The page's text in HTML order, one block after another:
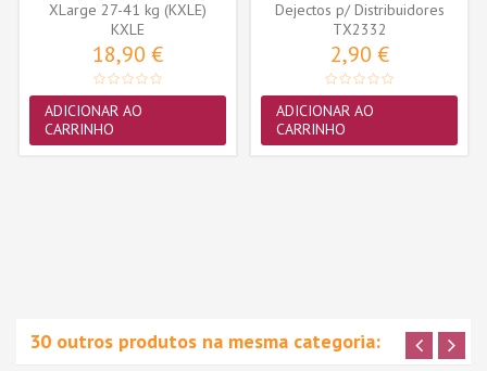
XLarge 27-41 kg (KXLE)
KXLE
18,90 €
ADICIONAR AO
CARRINHO
Dejectos p/ Distribuidores
(TX2332)
TX2332
2,90 €
ADICIONAR AO
CARRINHO
30 outros produtos na mesma categoria: